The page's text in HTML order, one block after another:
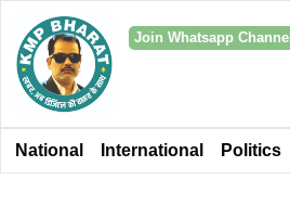
Join Whatsapp Channel
National International Politics